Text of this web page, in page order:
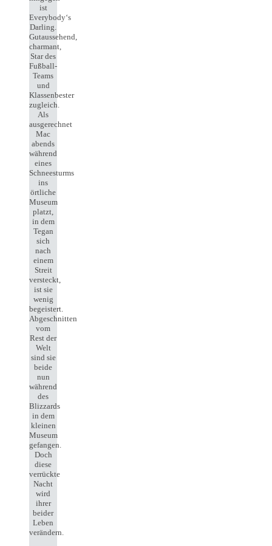
ist
Everybody‘s
Darling.
Gutaussehend,
charmant,
Star des
Fußball-
Teams
und
Klassenbester
zugleich.
Als
ausgerechnet
Mac
abends
während
eines
Schneesturms
ins
örtliche
Museum
platzt,
in dem
Tegan
sich
nach
einem
Streit
versteckt,
ist sie
wenig
begeistert.
Abgeschnitten
vom
Rest der
Welt
sind sie
beide
nun
während
des
Blizzards
in dem
kleinen
Museum
gefangen.
Doch
diese
verrückte
Nacht
wird
ihrer
beider
Leben
verändern.